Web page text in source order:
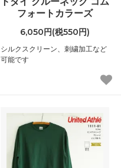
フォートカラーズ
6,050円(税550円)
シルクスクリーン、刺繍加工など
可能です